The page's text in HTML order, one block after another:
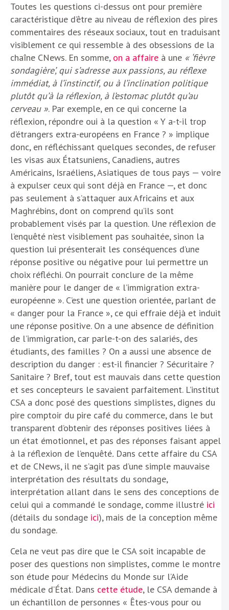
Toutes les questions ci-dessus ont pour première
caractéristique d’être au niveau de réflexion des pires
commentaires des réseaux sociaux, tout en traduisant
visiblement ce qui ressemble à des obsessions de la
chaîne CNews. En somme, on a affaire à une « ‘fièvre
sondagière’, qui s’adresse aux passions, au réflexe
immédiat, à l’instinctif, ou à l’inclination politique
plutôt qu’à la réflexion, à l’estomac plutôt qu’au
cerveau ». Par exemple, en ce qui concerne la
réflexion, répondre oui à la question « Y a-t-il trop
d’étrangers extra-européens en France ? » implique
donc, en réfléchissant quelques secondes, de refuser
les visas aux Étatsuniens, Canadiens, autres
Américains, Israéliens, Asiatiques de tous pays — voire
à expulser ceux qui sont déjà en France —, et donc
pas seulement à s’attaquer aux Africains et aux
Maghrébins, dont on comprend qu’ils sont
probablement visés par la question. Une réflexion de
l’enquêté n’est visiblement pas souhaitée, sinon la
question lui présenterait les conséquences d’une
réponse positive ou négative pour lui permettre un
choix réfléchi. On pourrait conclure de la même
manière pour le danger de « l’immigration extra-
européenne ». C’est une question orientée, parlant de
« danger pour la France », ce qui effraie déjà et induit
une réponse positive. On a une absence de définition
de l’immigration, car parle-t-on des salariés, des
étudiants, des familles ? On a aussi une absence de
description du danger : est-il financier ? Sécuritaire ?
Sanitaire ? Bref, tout est mauvais dans cette question
et ses concepteurs le savaient parfaitement. L’institut
CSA a donc posé des questions simplistes, dignes du
pire comptoir du pire café du commerce, dans le but
transparent d’obtenir des réponses positives liées à
un état émotionnel, et pas des réponses faisant appel
à la réflexion de l’enquêté. Dans cette affaire du CSA
et de CNews, il ne s’agit pas d’une simple mauvaise
interprétation des résultats du sondage,
interprétation allant dans le sens des conceptions de
celui qui a commandé le sondage, comme illustré ici
(détails du sondage ici), mais de la conception même
du sondage.
Cela ne veut pas dire que le CSA soit incapable de
poser des questions non simplistes, comme le montre
son étude pour Médecins du Monde sur l’Aide
médicale d’État. Dans cette étude, le CSA demande à
un échantillon de personnes « Êtes-vous pour ou